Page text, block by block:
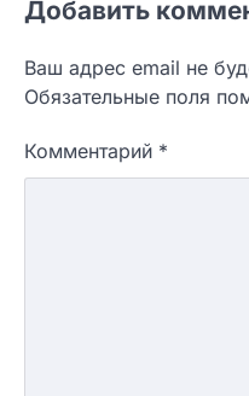
Добавить
Ваш адрес email не
Обязательные поля
Комментарий *